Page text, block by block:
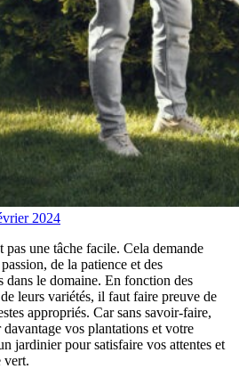
2024
pas une tâche facile. Cela demande
de la patience et des
dans le domaine. En fonction des
leurs variétés, il faut faire preuve de
appropriés. Car sans savoir-faire,
vos plantations et votre
jardinier pour satisfaire vos attentes et
vert.